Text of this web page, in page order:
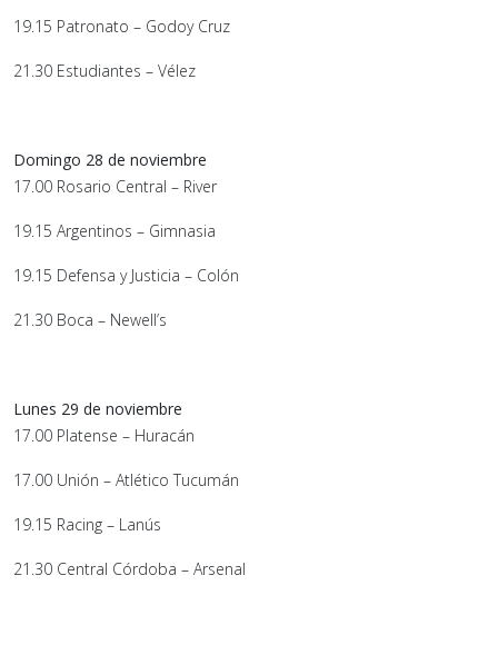
19.15 Patronato – Godoy Cruz
21.30 Estudiantes – Vélez
Domingo 28 de noviembre
17.00 Rosario Central – River
19.15 Argentinos – Gimnasia
19.15 Defensa y Justicia – Colón
21.30 Boca – Newell’s
Lunes 29 de noviembre
17.00 Platense – Huracán
17.00 Unión – Atlético Tucumán
19.15 Racing – Lanús
21.30 Central Córdoba – Arsenal